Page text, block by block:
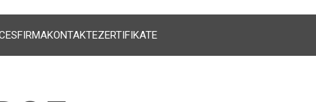
FIRMAKONTAKTEZERTIFIKATE